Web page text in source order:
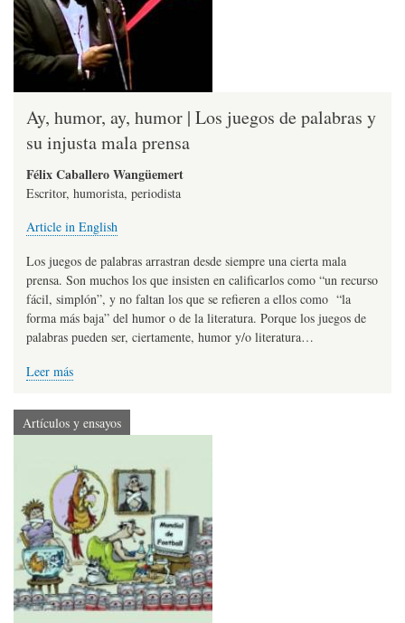
Ay, humor, ay, humor | Los juegos de palabras y
su injusta mala prensa
Félix Caballero Wangüemert
Escritor, humorista, periodista
Article in English
Los juegos de palabras arrastran desde siempre una cierta mala
prensa. Son muchos los que insisten en calificarlos como “un recurso
fácil, simplón”, y no faltan los que se refieren a ellos como “la
forma más baja” del humor o de la literatura. Porque los juegos de
palabras pueden ser, ciertamente, humor y/o literatura…
Leer más
Artículos y ensayos